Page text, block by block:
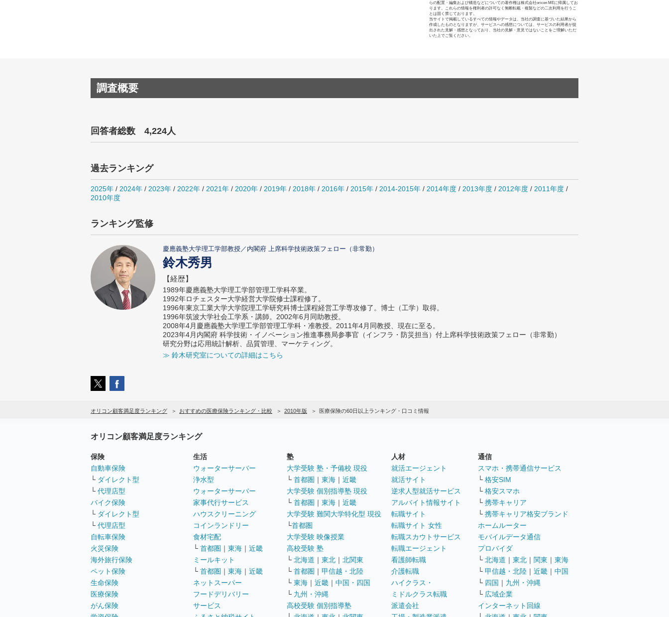
らの配置・編集および構造などについての著作権は株式会社oricon MEに帰属してお
ります。これらの情報を権利者の許可なく無断転載・複製などの二次利用を行うこ
とは固く禁じております。
当サイトで掲載しているすべての情報やデータは、当社の調査に基づいた結果から
作成したものとなりますが、サービスへの感想については、サービスの利用者が提
出された見解・感想となっており、当社の見解・意見ではないことをご理解いただ
いた上でご覧ください。
調査概要
回答者総数 4,224人
過去ランキング
2025年 / 2024年 / 2023年 / 2022年 / 2021年 / 2020年 / 2019年 / 2018年 / 2016年 / 2015年 / 2014-2015年 / 2014年度 / 2013年度 / 2012年度 / 2011年度 /
2010年度
ランキング監修
慶應義塾大学理工学部教授／内閣府 上席科学技術政策フェロー（非常勤）
鈴木秀男
【経歴】
1989年慶應義塾大学理工学部管理工学科卒業。
1992年ロチェスター大学経営大学院修士課程修了。
1996年東京工業大学大学院理工学研究科博士課程経営工学専攻修了。博士（工学）取得。
1996年筑波大学社会工学系・講師。2002年6月同助教授。
2008年4月慶應義塾大学理工学部管理工学科・准教授。2011年4月同教授、現在に至る。
2023年4月内閣府 科学技術・イノベーション推進事務局参事官（インフラ・防災担当）付上席科学技術政策フェロー（非常勤）
研究分野は応用統計解析、品質管理、マーケティング。
≫ 鈴木研究室についての詳細はこちら
オリコン顧客満足度ランキング おすすめの医療保険ランキング・比較 2010年版 医療保険の60日以上ランキング・口コミ情報
オリコン顧客満足度ランキング
保険
自動車保険
└ ダイレクト型
└ 代理店型
バイク保険
└ ダイレクト型
└ 代理店型
自転車保険
火災保険
海外旅行保険
ペット保険
生命保険
医療保険
がん保険
生活
ウォーターサーバー
浄水型
ウォーターサーバー
家事代行サービス
ハウスクリーニング
コインランドリー
食材宅配
└ 首都圏 ｜ 東海 ｜ 近畿
ミールキット
└ 首都圏 ｜ 東海 ｜ 近畿
ネットスーパー
フードデリバリー
サービス
塾
大学受験 塾・予備校 現役
└ 首都圏 ｜ 東海 ｜ 近畿
大学受験 個別指導塾 現役
└ 首都圏 ｜ 東海 ｜ 近畿
大学受験 難関大学特化型 現役
└首都圏
大学受験 映像授業
高校受験 塾
└ 北海道 ｜ 東北 ｜ 北関東
└ 首都圏 ｜ 甲信越・北陸
└ 東海 ｜ 近畿 ｜ 中国・四国
└ 九州・沖縄
高校受験 個別指導塾
人材
就活エージェント
就活サイト
逆求人型就活サービス
アルバイト情報サイト
転職サイト
転職サイト 女性
転職スカウトサービス
転職エージェント
看護師転職
介護転職
ハイクラス・
ミドルクラス転職
派遣会社
通信
スマホ・携帯通信サービス
└ 格安SIM
└ 格安スマホ
└ 携帯キャリア
└ 携帯キャリア格安ブランド
ホームルーター
モバイルデータ通信
プロバイダ
└ 北海道 ｜ 東北 ｜ 関東 ｜ 東海
└ 甲信越・北陸 ｜ 近畿 ｜ 中国
└ 四国 ｜ 九州・沖縄
└ 広域企業
インターネット回線